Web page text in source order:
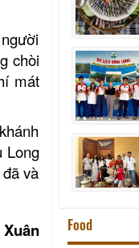
chòi
mát
Long
và
Food